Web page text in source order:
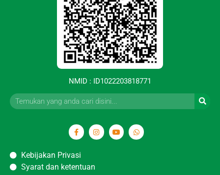
NMID : ID1022203818771
Kebijakan Privasi
Syarat dan ketentuan